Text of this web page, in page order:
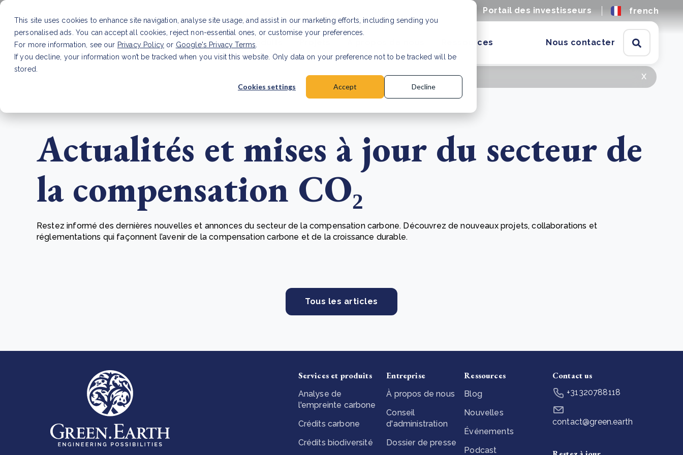
This site uses cookies to enhance site navigation, analyse site usage, and assist in our marketing efforts, including sending you
personalised ads. You can accept all cookies, reject non-essential ones, or customise your preferences.
For more information, see our Privacy Policy or Google's Privacy Terms
If you decline, your information won’t be tracked when you visit this website. Only data on your preference not to be tracked will be
stored.
Cookies settings Accept Decline
Portail des investisseurs french
Services et produits Ressources Nous contacter
x
Read Article
Actualités et mises à jour du secteur de
la compensation CO₂
Restez informé des dernières nouvelles et annonces du secteur de la compensation carbone. Découvrez de nouveaux projets, collaborations et
réglementations qui façonnent l’avenir de la compensation carbone et de la croissance durable.
Tous les articles
Services et produits
Analyse de
l'empreinte carbone
Crédits carbone
Crédits biodiversité
Entreprise
À propos de nous
Conseil
d'administration
Dossier de presse
Ressources
Blog
Nouvelles
Événements
Podcast
Contact us
+31320788118
contact@green.earth